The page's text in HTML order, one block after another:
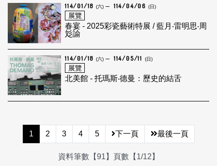
114/01/18 (六) 114/04/06 (日)
展覽
春宴 - 2025彩瓷藝術特展 / 藍月‧雷明思‧周
彣諭
114/01/18 (六) 114/05/11 (日)
展覽
北美館 - 托瑪斯‧德曼：歷史的結舌
1 2 3 4 5 下一頁 最後一頁
資料筆數【91】頁數【1/12】